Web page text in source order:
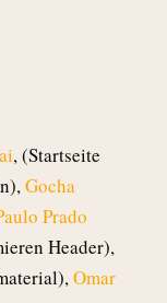
, (Startseite
Gocha
Prado
Header),
Omar